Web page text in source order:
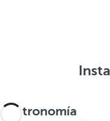
Gastronomía